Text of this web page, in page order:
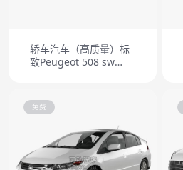
轿车汽车（高质量）标
致Peugeot 508 sw
免费